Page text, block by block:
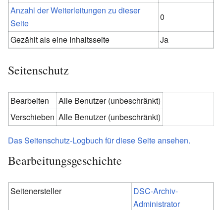
Anzahl der Weiterleitungen zu dieser
Seite
0
Gezählt als eine Inhaltsseite
Ja
Seitenschutz
Bearbeiten
Alle Benutzer (unbeschränkt)
Verschieben Alle Benutzer (unbeschränkt)
Das Seitenschutz-Logbuch für diese Seite ansehen.
Bearbeitungsgeschichte
Seitenersteller
DSC-Archiv-
Administrator